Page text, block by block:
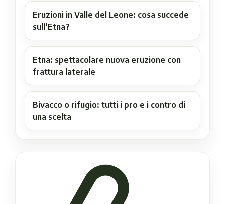
Eruzioni in Valle del Leone: cosa succede
sull’Etna?
Etna: spettacolare nuova eruzione con
frattura laterale
Bivacco o rifugio: tutti i pro e i contro di
una scelta